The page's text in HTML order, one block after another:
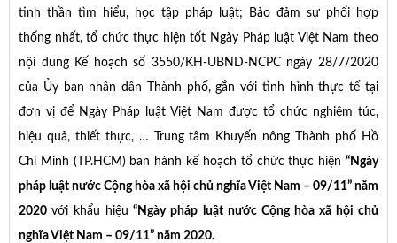
tinh thần tìm hiểu, học tập pháp luật; Bảo đảm sự phối hợp
thống nhất, tổ chức thực hiện tốt Ngày Pháp luật Việt Nam theo
nội dung Kế hoạch số 3550/KH-UBND-NCPC ngày 28/7/2020
của Ủy ban nhân dân Thành phố, gắn với tình hình thực tế tại
đơn vị để Ngày Pháp luật Việt Nam được tổ chức nghiêm túc,
hiệu quả, thiết thực, … Trung tâm Khuyến nông Thành phố Hồ
Chí Minh (TP.HCM) ban hành kế hoạch tổ chức thực hiện “Ngày
pháp luật nước Cộng hòa xã hội chủ nghĩa Việt Nam – 09/11” năm
2020với khẩu hiệu “Ngày pháp luật nước Cộng hòa xã hội chủ
nghĩa Việt Nam – 09/11” năm 2020.